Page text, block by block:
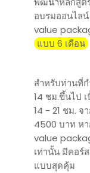
อบรมออนไลน์
value
แบบ 6 เดือน
สำหรับท่านที่ก
14 ชม.ขึ้นไป
14 - 21 ชม.
4500 บาท หา
value
เท่านั้น มีคอร์
แบบสุดคุ้ม